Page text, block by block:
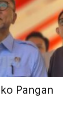
Pangan